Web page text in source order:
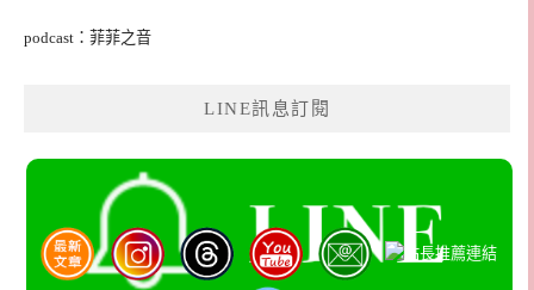
podcast：菲菲之音
LINE訊息訂閱